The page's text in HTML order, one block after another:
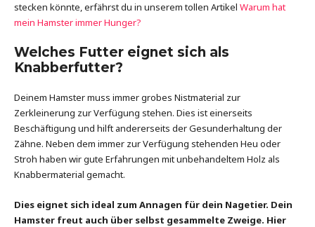
stecken könnte, erfährst du in unserem tollen Artikel Warum hat
mein Hamster immer Hunger?
Welches Futter eignet sich als
Knabberfutter?
Deinem Hamster muss immer grobes Nistmaterial zur
Zerkleinerung zur Verfügung stehen. Dies ist einerseits
Beschäftigung und hilft andererseits der Gesunderhaltung der
Zähne. Neben dem immer zur Verfügung stehenden Heu oder
Stroh haben wir gute Erfahrungen mit unbehandeltem Holz als
Knabbermaterial gemacht.
Dies eignet sich ideal zum Annagen für dein Nagetier. Dein
Hamster freut auch über selbst gesammelte Zweige. Hier